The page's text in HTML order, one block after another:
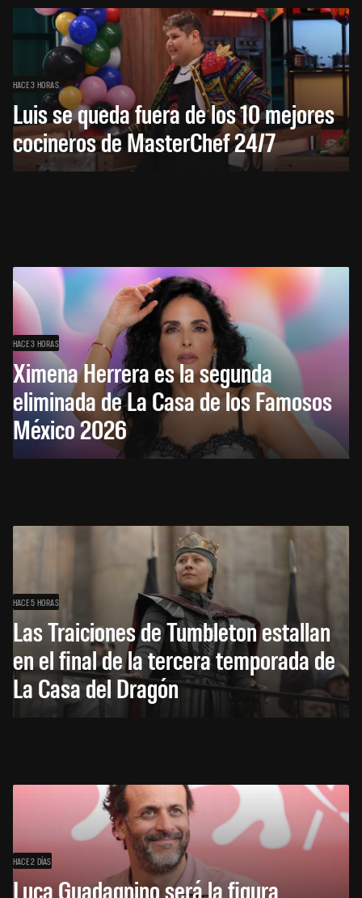
HACE 3 HORAS
Luis se queda fuera de los 10 mejores
cocineros de MasterChef 24/7
HACE 3 HORAS
Ximena Herrera es la segunda
eliminada de La Casa de los Famosos
México 2026
HACE 5 HORAS
Las Traiciones de Tumbleton estallan
en el final de la tercera temporada de
La Casa del Dragón
HACE 2 DÍAS
Luca Guadagnino será la figura